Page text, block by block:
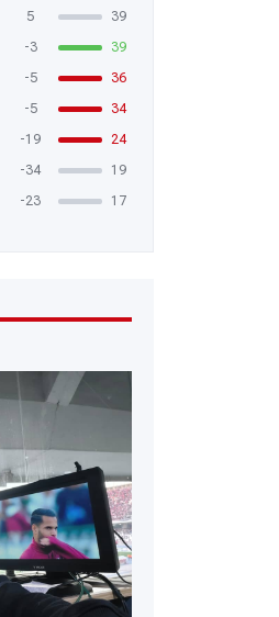
5
39
-3
39
-5
36
-5
34
-19
24
-34
19
-23 17